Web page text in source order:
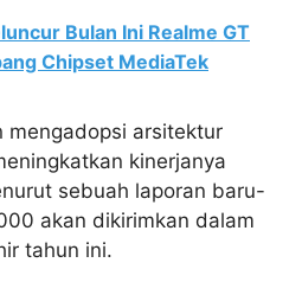
Bulan Ini Realme GT
Chipset MediaTek
mengadopsi arsitektur
kinerjanya
sebuah laporan baru-
akan dikirimkan dalam
tahun ini.